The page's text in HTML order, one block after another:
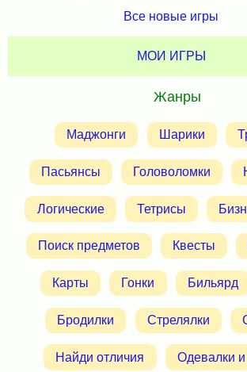
Все новые игры
МОИ ИГРЫ
Жанры
Маджонги Шарики
Пасьянсы Головоломки
Логические Тетрисы
Поиск предметов Квесты
Карты Гонки Бильярд
Бродилки Стрелялки
Найди отличия Одевалки